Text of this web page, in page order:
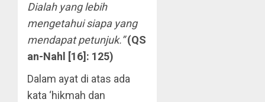
Dialah yang lebih
mengetahui siapa yang
mendapat petunjuk.”(QS
an-Nahl [16]: 125)
Dalam ayat di atas ada
kata ‘hikmah dan